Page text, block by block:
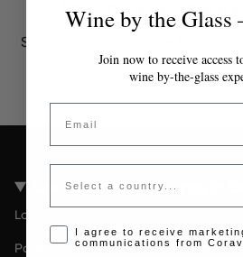
Token non valido
Si prega di contattare
valido.
Località della Coravin
Londra
Paris
Wine by the Glass
Join now to receive access
wine by-the-glass
Email
Country
Opt-in disclaimer
I agree to receive
communications from